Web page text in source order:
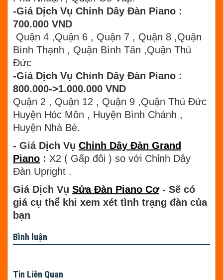
-Giá Dịch Vụ Chỉnh Dây Đàn Piano :
700.000 VND
Quận 4 ,Quận 6 , Quận 7 , Quận 8 ,Quận
Bình Thạnh , Quận Bình Tân ,Quận Thủ
Đức
-Giá Dịch Vụ Chỉnh Dây Đàn Piano :
800.000->1.000.000 VND
Quận 2 , Quận 12 , Quận 9 ,Quận Thủ Đức
Huyện Hóc Môn , Huyện Bình Chánh ,
Huyện Nhà Bè.
- Giá Dịch Vụ Chỉnh Dây Đàn Grand
Piano : X2 ( Gấp đôi ) so với Chỉnh Dây
Đàn Upright .
Giá Dịch Vụ Sửa Đàn Piano Cơ- Sẽ có
giá cụ thể khi xem xét tình trạng đàn của
bạn
Bình luận
Tin Liên Quan